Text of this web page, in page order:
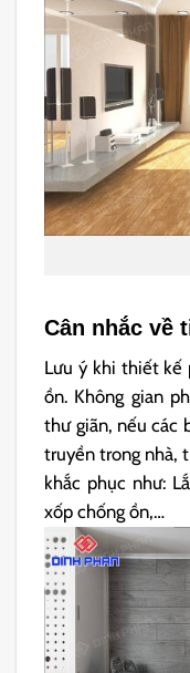
Cân nhắc về
Lưu ý khi thiết kế
ồn. Không gian
thư giãn, nếu các
truyền trong nhà,
khắc phục như:
xốp chống ồn,…